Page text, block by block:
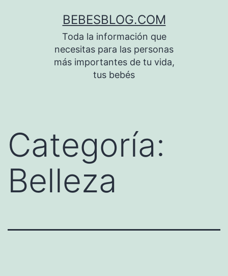
BEBESBLOG.COM
Toda la información que
necesitas para las personas
más importantes de tu vida,
tus bebés
Categoría:
Belleza